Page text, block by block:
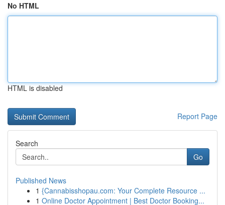
No HTML
HTML is disabled
Report Page
Search
Go
Published News
1 {Cannabisshopau.com: Your Complete Resource ...
1 Online Doctor Appointment | Best Doctor Booking...